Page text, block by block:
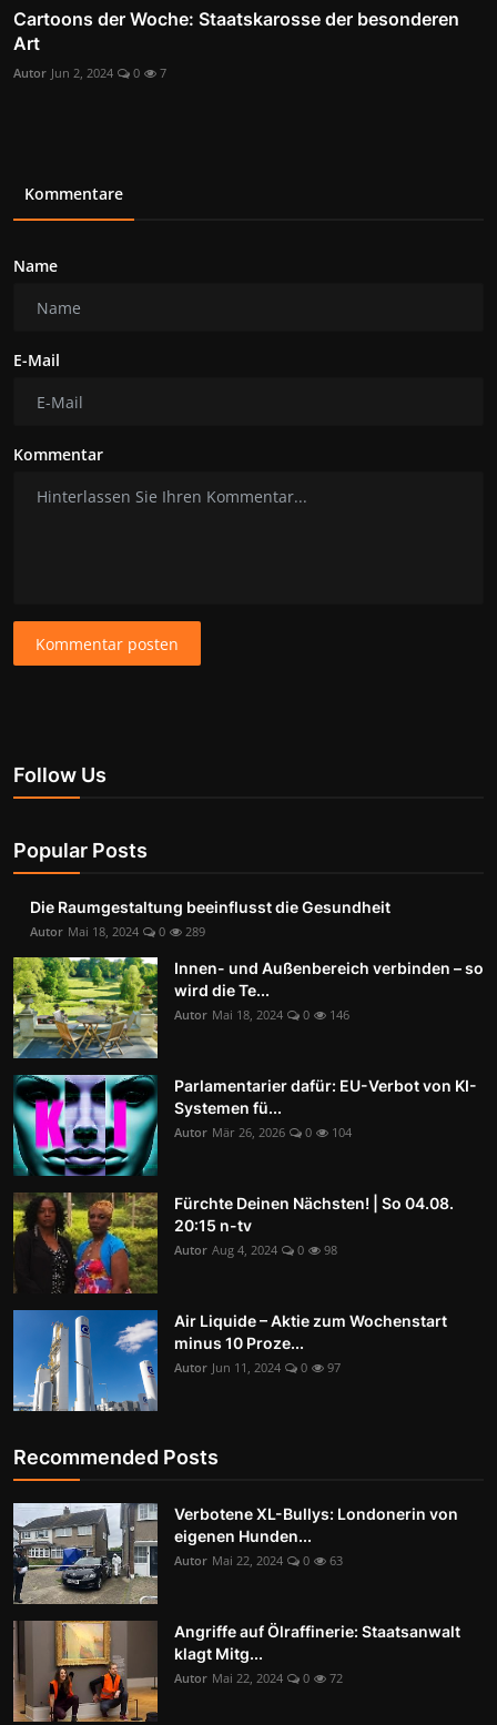
Cartoons der Woche: Staatskarosse der besonderen
Art
Autor Jun 2, 2024 0 7
Kommentare
Name
E-Mail
Kommentar
Kommentar posten
Follow Us
Popular Posts
Die Raumgestaltung beeinflusst die Gesundheit
Autor Mai 18, 2024 0 289
Innen- und Außenbereich verbinden – so
wird die Te...
Autor Mai 18, 2024 0 146
Parlamentarier dafür: EU-Verbot von KI-
Systemen fü...
Autor Mär 26, 2026 0 104
Fürchte Deinen Nächsten! | So 04.08.
20:15 n-tv
Autor Aug 4, 2024 0 98
Air Liquide – Aktie zum Wochenstart
minus 10 Proze...
Autor Jun 11, 2024 0 97
Recommended Posts
Verbotene XL-Bullys: Londonerin von
eigenen Hunden...
Autor Mai 22, 2024 0 63
Angriffe auf Ölraffinerie: Staatsanwalt
klagt Mitg...
Autor Mai 22, 2024 0 72